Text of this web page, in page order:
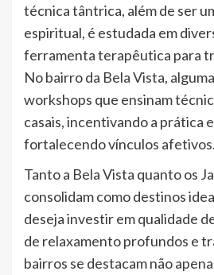
técnica tântrica, além de ser
espiritual, é estudada em
ferramenta terapêutica para
No bairro da Bela Vista,
workshops que ensinam
casais, incentivando a prática
fortalecendo vínculos afetivos.
Tanto a Bela Vista quanto os
consolidam como destinos
deseja investir em qualidade
de relaxamento profundos e
bairros se destacam não